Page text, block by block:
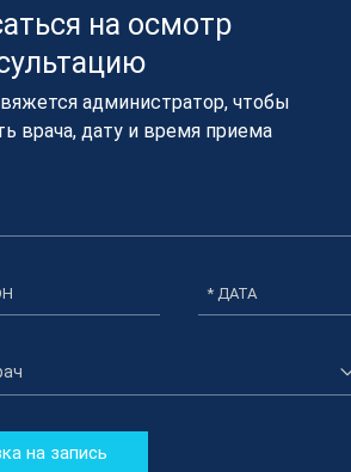
на осмотр
администратор, чтобы
врача, дату и время приема​
* ДАТА
на запись